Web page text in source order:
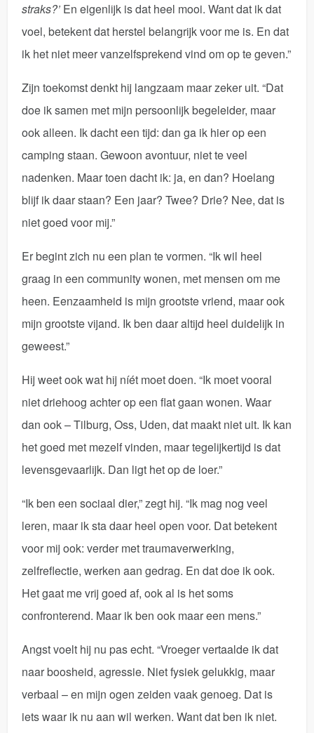
straks?’ En eigenlijk is dat heel mooi. Want dat ik dat
voel, betekent dat herstel belangrijk voor me is. En dat
ik het niet meer vanzelfsprekend vind om op te geven.”
Zijn toekomst denkt hij langzaam maar zeker uit. “Dat
doe ik samen met mijn persoonlijk begeleider, maar
ook alleen. Ik dacht een tijd: dan ga ik hier op een
camping staan. Gewoon avontuur, niet te veel
nadenken. Maar toen dacht ik: ja, en dan? Hoelang
blijf ik daar staan? Een jaar? Twee? Drie? Nee, dat is
niet goed voor mij.”
Er begint zich nu een plan te vormen. “Ik wil heel
graag in een community wonen, met mensen om me
heen. Eenzaamheid is mijn grootste vriend, maar ook
mijn grootste vijand. Ik ben daar altijd heel duidelijk in
geweest.”
Hij weet ook wat hij níét moet doen. “Ik moet vooral
niet driehoog achter op een flat gaan wonen. Waar
dan ook – Tilburg, Oss, Uden, dat maakt niet uit. Ik kan
het goed met mezelf vinden, maar tegelijkertijd is dat
levensgevaarlijk. Dan ligt het op de loer.”
“Ik ben een sociaal dier,” zegt hij. “Ik mag nog veel
leren, maar ik sta daar heel open voor. Dat betekent
voor mij ook: verder met traumaverwerking,
zelfreflectie, werken aan gedrag. En dat doe ik ook.
Het gaat me vrij goed af, ook al is het soms
confronterend. Maar ik ben ook maar een mens.”
Angst voelt hij nu pas echt. “Vroeger vertaalde ik dat
naar boosheid, agressie. Niet fysiek gelukkig, maar
verbaal – en mijn ogen zeiden vaak genoeg. Dat is
iets waar ik nu aan wil werken. Want dat ben ik niet.